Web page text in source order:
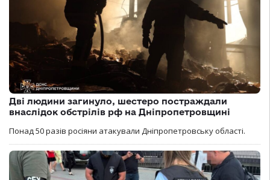
Дві людини загинуло, шестеро постраждали
внаслідок обстрілів рф на Дніпропетровщині
Понад 50 разів росіяни атакували Дніпропетровську області.